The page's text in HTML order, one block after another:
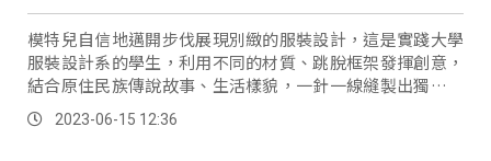
模特兒自信地邁開步伐展現別緻的服裝設計，這是實踐大學
服裝設計系的學生，利用不同的材質、跳脫框架發揮創意，
結合原住民族傳說故事、生活樣貌，一針一線縫製出獨一無
二的服裝設計。
2023-06-15 12:36